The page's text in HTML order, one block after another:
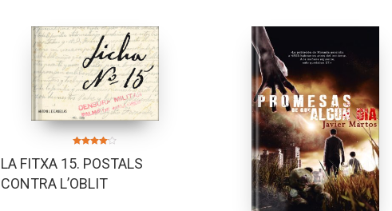
en
4.00
de 5
LA FITXA 15. POSTALS
CONTRA L’OBLIT